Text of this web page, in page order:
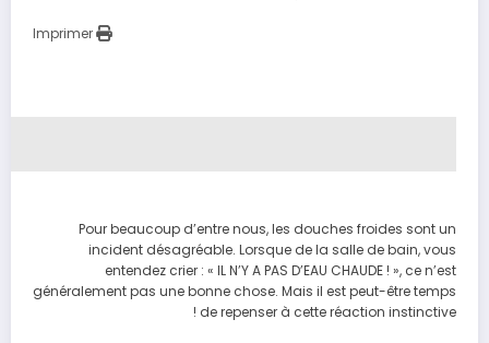
Imprimer
Pour beaucoup d’entre nous, les douches froides sont un
incident désagréable. Lorsque de la salle de bain, vous
entendez crier : « IL N’Y A PAS D’EAU CHAUDE ! », ce n’est
généralement pas une bonne chose. Mais il est peut-être temps
de repenser à cette réaction instinctive !